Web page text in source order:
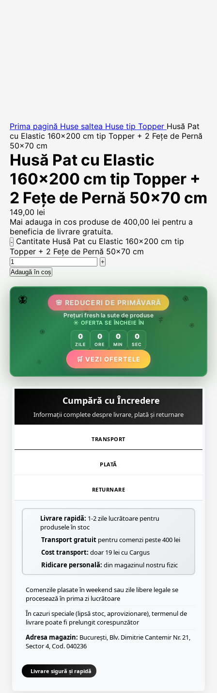
Prima pagină Huse saltea Huse tip Topper Husă Pat
cu Elastic 160×200 cm tip Topper + 2 Fețe de Pernă
50×70 cm
Husă Pat cu Elastic
160×200 cm tip Topper +
2 Fețe de Pernă 50×70 cm
149,00 lei
Mai adauga in cos produse de 400,00 lei pentru a
beneficia de livrare gratuita.
Cantitate Husă Pat cu Elastic 160x200 cm tip
Topper + 2 Fețe de Pernă 50x70 cm
Adaugă în coș
🌸
🌸
🌿
🌸
🏵️
🌷
🦋 🌸 REDUCERI DE PRIMĂVARĂ
Prețuri fresh la sute de produse
☀️ OFERTA SE ÎNCHEIE ÎN
0
ZILE
0
ORE
0
MIN
0
SEC
🛒 VEZI OFERTELE
Cumpără cu Încredere
Informații complete despre livrare, plată și returnare
TRANSPORT
PLATĂ
RETURNARE
Livrare rapidă: 1-2 zile lucrătoare pentru
produsele în stoc
Transport gratuit pentru comenzi peste 400 lei
Cost transport: doar 19 lei cu Cargus
Ridicare personală: din magazinul nostru fizic
Comenzile plasate în weekend sau zile libere legale se
procesează în prima zi lucrătoare
În cazuri speciale (lipsă stoc, aprovizionare), termenul de
livrare poate fi prelungit corespunzător
Adresa magazin: București, Blv. Dimitrie Cantemir Nr. 21,
Sector 4, Cod. 040236
Livrare sigură și rapidă